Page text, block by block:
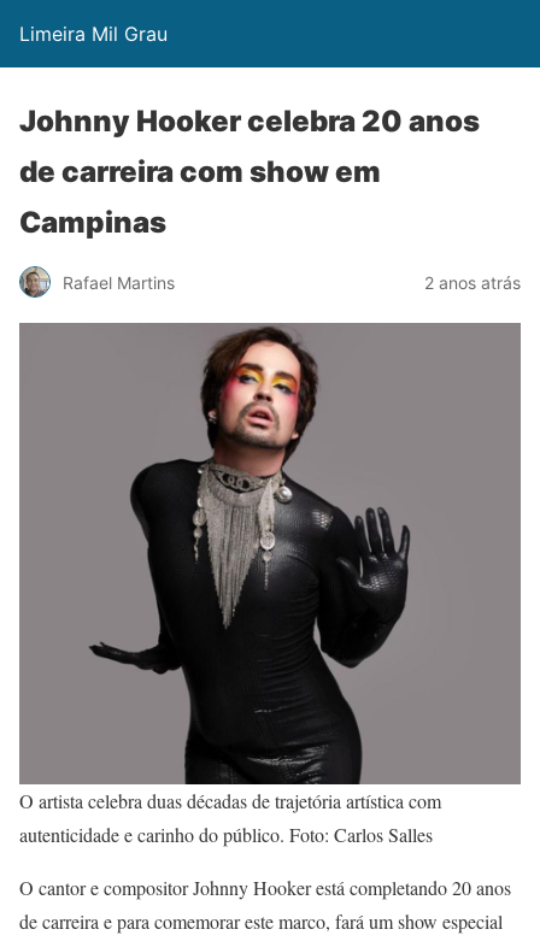
Limeira Mil Grau
Johnny Hooker celebra 20 anos
de carreira com show em
Campinas
Rafael Martins 2 anos atrás
O artista celebra duas décadas de trajetória artística com
autenticidade e carinho do público. Foto: Carlos Salles
O cantor e compositor Johnny Hooker está completando 20 anos
de carreira e para comemorar este marco, fará um show especial